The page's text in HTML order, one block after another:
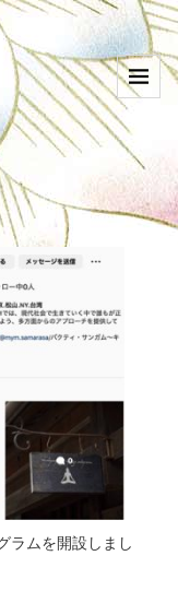
ラムを開設しまし